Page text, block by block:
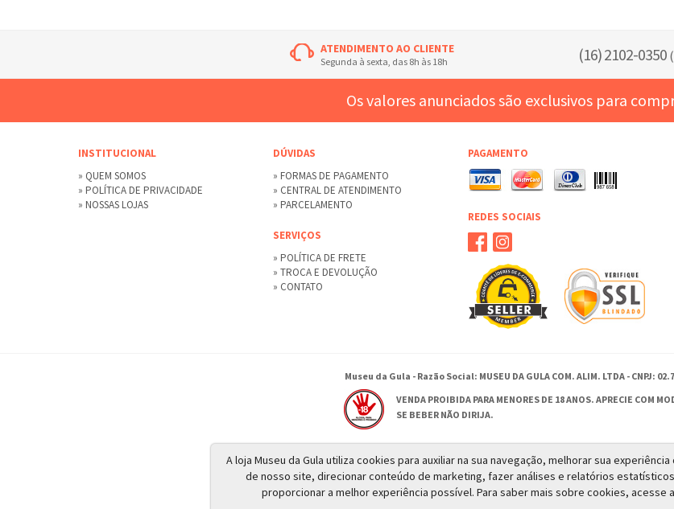
ATENDIMENTO AO CLIENTE
Segunda à sexta, das 8h às 18h (16) 2102-0350
Os valores anunciados são exclusivos para
INSTITUCIONAL
» QUEM SOMOS
» POLÍTICA DE PRIVACIDADE
» NOSSAS LOJAS
DÚVIDAS
» FORMAS DE PAGAMENTO
» CENTRAL DE ATENDIMENTO
» PARCELAMENTO
SERVIÇOS
» POLÍTICA DE FRETE
» TROCA E DEVOLUÇÃO
» CONTATO
PAGAMENTO
REDES SOCIAIS
Museu da Gula - Razão Social: MUSEU DA GULA COM. ALIM. LTDA - CNPJ:
VENDA PROIBIDA PARA MENORES DE 18 ANOS. APRECIE COM
SE BEBER NÃO DIRIJA.
Rua Antonio Moises Saadi 385 - Ribeirão Preto - SP
© 2026 - Todos os direitos reservados a MUSEU DA GULA
A loja Museu da Gula utiliza cookies para auxiliar na sua navegação, melhorar sua
de nosso site, direcionar conteúdo de marketing, fazer análises e relatórios
proporcionar a melhor experiência possível. Para saber mais sobre cookies, acesse